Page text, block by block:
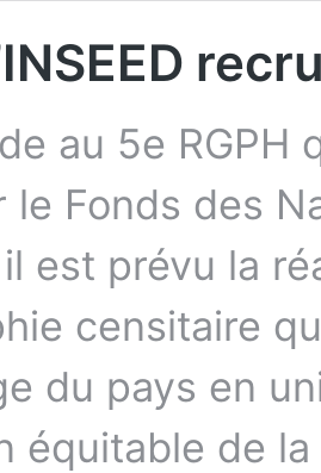
au 5e RGPH
le Fonds des
il est prévu la
censitaire
du pays en
équitable de